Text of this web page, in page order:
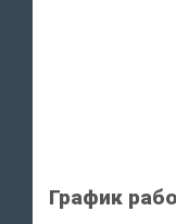
График